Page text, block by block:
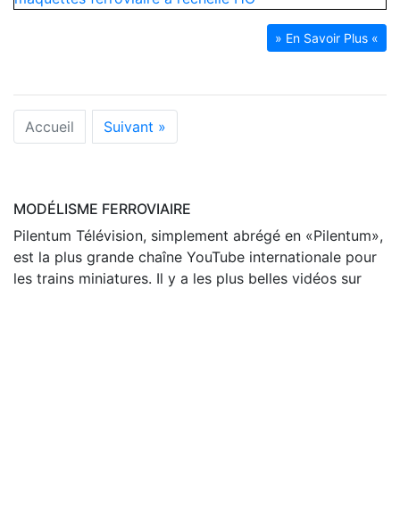
» En Savoir Plus «
Accueil Suivant »
MODÉLISME FERROVIAIRE
Pilentum Télévision, simplement abrégé en «Pilentum»,
est la plus grande chaîne YouTube internationale pour
les trains miniatures. Il y a les plus belles vidéos sur